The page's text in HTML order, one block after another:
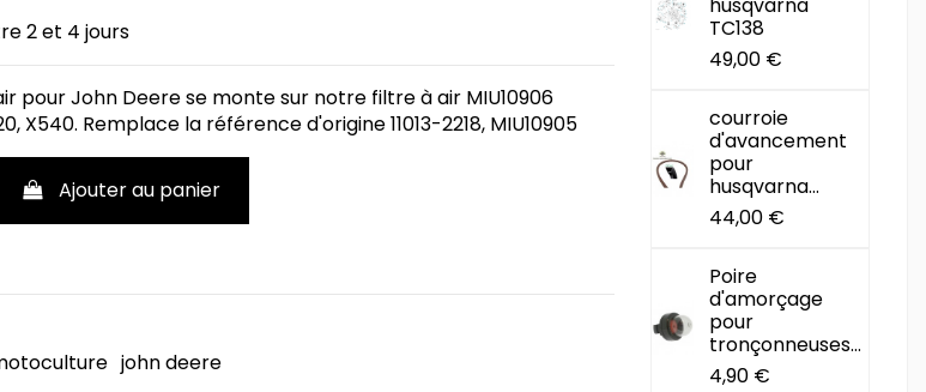
2 et 4 jours
pour John Deere se monte sur notre filtre à air MIU10906
X540. Remplace la référence d'origine 11013-2218, MIU10905
Ajouter au panier
john deere
TC138
49,00 €
courroie
d'avancement
pour
husqvarna...
44,00 €
Poire
d'amorçage
pour
tronçonneuses...
4,90 €